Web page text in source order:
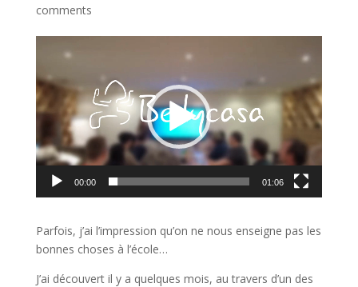
comments
Player
00:00 01:06
Parfois, j’ai l’impression qu’on ne nous enseigne pas les
bonnes choses à l’école…
J’ai découvert il y a quelques mois, au travers d’un des